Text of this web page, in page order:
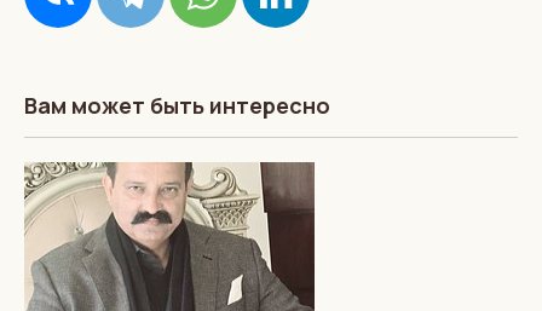
Вам может быть интересно